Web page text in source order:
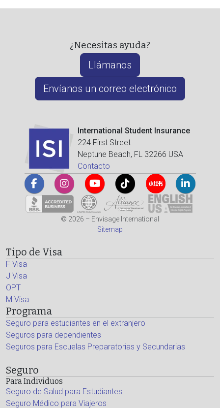
¿Necesitas ayuda?
Llámanos
Envíanos un correo electrónico
International Student Insurance
224 First Street
Neptune Beach, FL 32266 USA
Contacto
© 2026 – Envisage International
Sitemap
Tipo de Visa
F Visa
J Visa
OPT
M Visa
Programa
Seguro para estudiantes en el extranjero
Seguros para dependientes
Seguros para Escuelas Preparatorias y Secundarias
Seguro
Para Individuos
Seguro de Salud para Estudiantes
Seguro Médico para Viajeros